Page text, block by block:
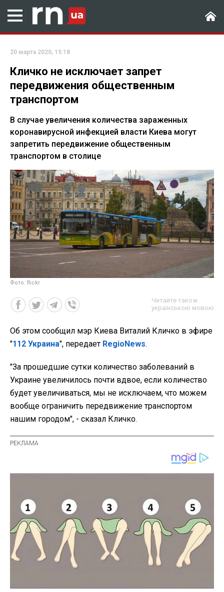
20 марта 2020, 15:18
Кличко не исключает запрет
передвижения общественным
транспортом
В случае увеличения количества зараженных
коронавирусной инфекцией власти Киева могут
запретить передвижение общественным
транспортом в столице
Фото: flickr
Читайте також
українською мовою
Об этом сообщил мэр Киева Виталий Кличко в эфире
"112 Украина", передает RegioNews.
"За прошедшие сутки количество заболеваний в
Украине увеличилось почти вдвое, если количество
будет увеличиваться, мы не исключаем, что можем
вообще ограничить передвижение транспортом
нашим городом", - сказал Кличко.